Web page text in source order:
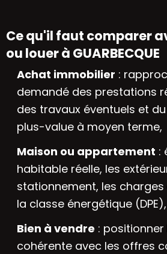
Ce qu'il faut comparer
ou louer à GUARBECQUE
Achat immobilier :
demandé des prestations
des travaux éventuels et
plus-value à moyen terme,
Maison ou appartement :
habitable réelle, les
stationnement, les
la classe énergétique (DPE),
Bien à vendre :
cohérente avec les offres